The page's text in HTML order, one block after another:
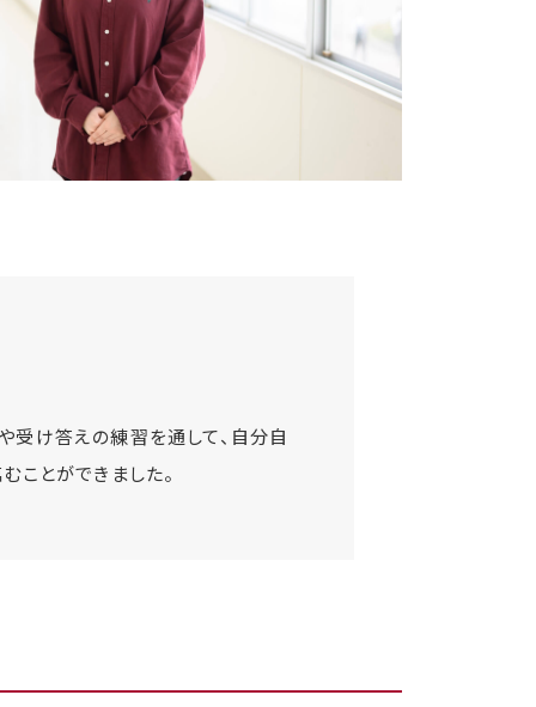
け答えの練習を通して、自分自
むことができました。